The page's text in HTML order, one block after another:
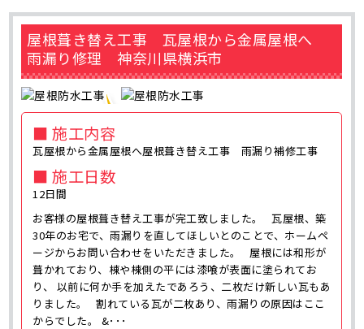
屋根葺き替え工事 瓦屋根から金属屋根へ
雨漏り修理 神奈川県横浜市
■ 施工内容
瓦屋根から金属屋根へ屋根葺き替え工事 雨漏り補修工事
■ 施工日数
12日間
お客様の屋根葺き替え工事が完工致しました。 瓦屋根、築
30年のお宅で、雨漏りを直してほしいとのことで、ホームペ
ージからお問い合わせをいただきました。 屋根には和形が
葺かれており、棟や棟側の平には漆喰が表面に塗られてお
り、 以前に何か手を加えたであろう、二枚だけ新しい瓦もあ
りました。 割れている瓦が二枚あり、雨漏りの原因はここ
からでした。 &･･･